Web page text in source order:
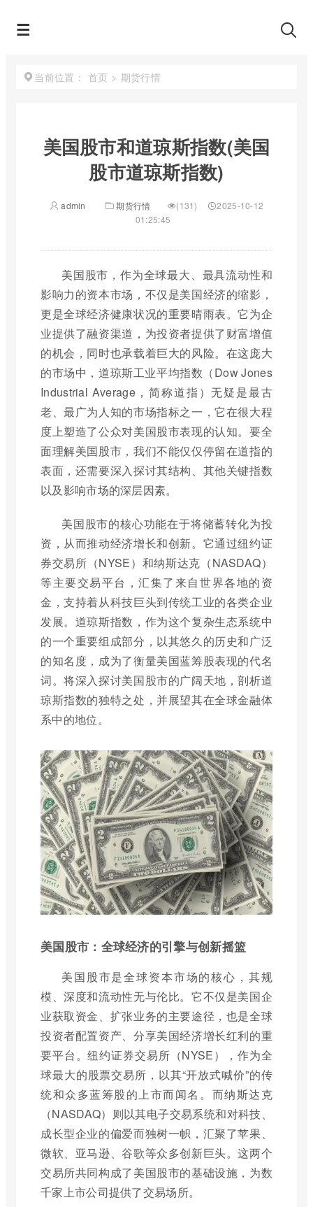
当前位置： 首页 > 期货行情
美国股市和道琼斯指数(美国
股市道琼斯指数)
admin 期货行情 (131)
2025-10-12
01:25:45
美国股市，作为全球最大、最具流动性和
影响力的资本市场，不仅是美国经济的缩影，
更是全球经济健康状况的重要晴雨表。它为企
业提供了融资渠道，为投资者提供了财富增值
的机会，同时也承载着巨大的风险。在这庞大
的市场中，道琼斯工业平均指数（Dow Jones
Industrial Average，简称道指）无疑是最古
老、最广为人知的市场指标之一，它在很大程
度上塑造了公众对美国股市表现的认知。要全
面理解美国股市，我们不能仅仅停留在道指的
表面，还需要深入探讨其结构、其他关键指数
以及影响市场的深层因素。
美国股市的核心功能在于将储蓄转化为投
资，从而推动经济增长和创新。它通过纽约证
券交易所（NYSE）和纳斯达克（NASDAQ）
等主要交易平台，汇集了来自世界各地的资
金，支持着从科技巨头到传统工业的各类企业
发展。道琼斯指数，作为这个复杂生态系统中
的一个重要组成部分，以其悠久的历史和广泛
的知名度，成为了衡量美国蓝筹股表现的代名
词。将深入探讨美国股市的广阔天地，剖析道
琼斯指数的独特之处，并展望其在全球金融体
系中的地位。
美国股市：全球经济的引擎与创新摇篮
美国股市是全球资本市场的核心，其规
模、深度和流动性无与伦比。它不仅是美国企
业获取资金、扩张业务的主要途径，也是全球
投资者配置资产、分享美国经济增长红利的重
要平台。纽约证券交易所（NYSE），作为全
球最大的股票交易所，以其“开放式喊价”的传
统和众多蓝筹股的上市而闻名。而纳斯达克
（NASDAQ）则以其电子交易系统和对科技、
成长型企业的偏爱而独树一帜，汇聚了苹果、
微软、亚马逊、谷歌等众多创新巨头。这两个
交易所共同构成了美国股市的基础设施，为数
千家上市公司提供了交易场所。